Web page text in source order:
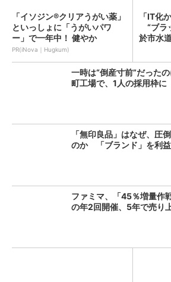
「イソジン®クリアうがい薬」
といっしょに「うがいパワ
ー」で一年中！ 健やか
PR(iNova｜Hugkum)
「IT化
“ブラ
於市水
一時は“倒産寸前”だった
町工場で、1人の採用枠
「無印良品」はなぜ、圧
のか 「ブランド」を利
ファミマ、「45％増量
の年2回開催、5年で売り